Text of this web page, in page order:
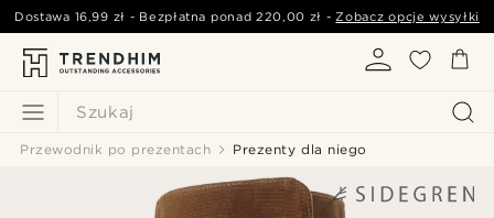
Szukaj
Dostawa 16,99 zł - Bezpłatna ponad220,00 zł -Zobacz opcje wysyłki
Przewodnik po prezentach Prezenty dla niego